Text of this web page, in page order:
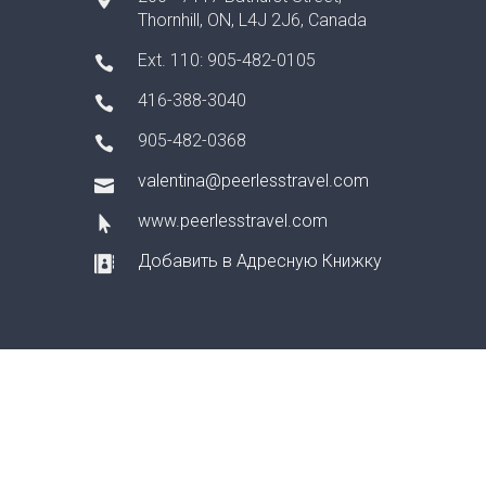
Thornhill, ON, L4J 2J6, Canada
Ext. 110: 905-482-0105
416-388-3040
905-482-0368
valentina@peerlesstravel.com
www.peerlesstravel.com
Добавить в Адресную Книжку